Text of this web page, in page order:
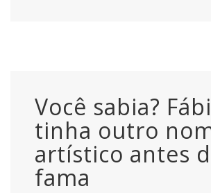
Você sabia?
tinha outro
artístico antes
fama